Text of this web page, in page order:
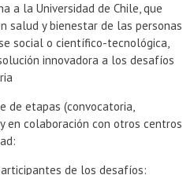
a la Universidad de Chile, que
salud y bienestar de las personas
social o científico-tecnológica,
innovadora a los desafíos
de etapas (convocatoria,
en colaboración con otros centros
de los desafíos: